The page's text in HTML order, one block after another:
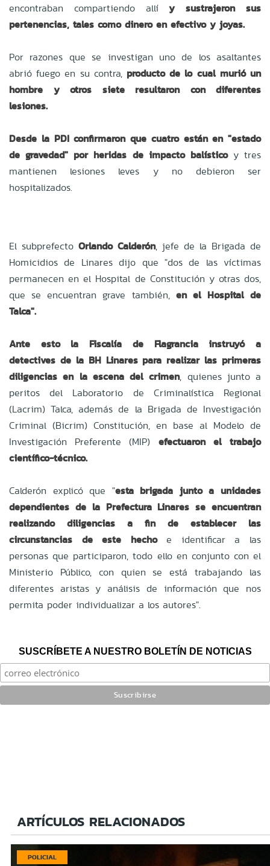
encontraban compartiendo allíy sustrajeron sus
pertenencias, tales como dinero en efectivo y joyas.
Por razones que se investigan uno de los asaltantes
abrió fuego en su contra, producto de lo cual murió un
hombre y otros siete resultaron con diferentes
lesiones.
Desde la PDI confirmaron que cuatro están en "estado
de gravedad" por heridas de impacto balísticoy tres
mantienen lesiones leves y no debieron ser
hospitalizados.
El subprefecto Orlando Calderón, jefe de la Brigada de
Homicidios de Linares dijo que "dos de las víctimas
permanecen en el Hospital de Constitución y otras dos,
que se encuentran grave también, en el Hospital de
Talca".
Ante esto la Fiscalía de Flagrancia instruyó a
detectives de la BH Linares para realizar las primeras
diligencias en la escena del crimen, quienes junto a
peritos del Laboratorio de Criminalística Regional
(Lacrim) Talca, además de la Brigada de Investigación
Criminal (Bicrim) Constitución, en base al Modelo de
Investigación Preferente (MIP) efectuaron el trabajo
científico-técnico.
Calderón explicó que "esta brigada junto a unidades
dependientes de la Prefectura Linares se encuentran
realizando diligencias a fin de establecer las
circunstancias de este hechoe identificar a las
personas que participaron, todo ello en conjunto con el
Ministerio Público, con quien se está trabajando las
diferentes aristas y análisis de información que nos
permita poder individualizar a los autores".
SUSCRÍBETE A NUESTRO BOLETÍN DE NOTICIAS
ARTÍCULOS RELACIONADOS
POLICIAL